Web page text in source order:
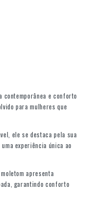
e conforto
para mulheres que
ele se destaca pela sua
experiência única ao
apresenta
garantindo conforto